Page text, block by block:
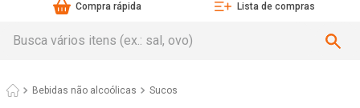
Compra rápida Lista de compras
Bebidas não alcoólicas Sucos